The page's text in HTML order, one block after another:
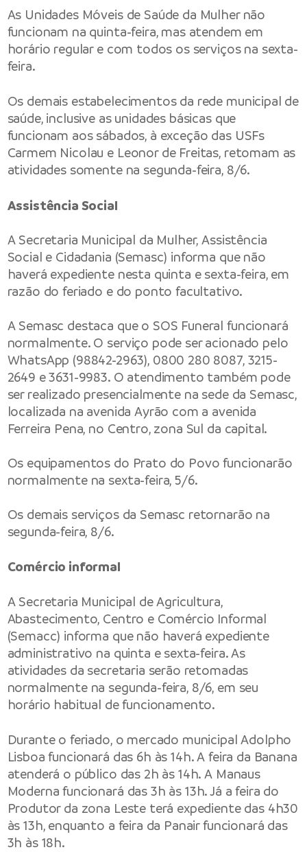
As Unidades Móveis de Saúde da Mulher não
funcionam na quinta-feira, mas atendem em
horário regular e com todos os serviços na sexta-
feira.
Os demais estabelecimentos da rede municipal de
saúde, inclusive as unidades básicas que
funcionam aos sábados, à exceção das USFs
Carmem Nicolau e Leonor de Freitas, retomam as
atividades somente na segunda-feira, 8/6.
Assistência Social
A Secretaria Municipal da Mulher, Assistência
Social e Cidadania (Semasc) informa que não
haverá expediente nesta quinta e sexta-feira, em
razão do feriado e do ponto facultativo.
A Semasc destaca que o SOS Funeral funcionará
normalmente. O serviço pode ser acionado pelo
WhatsApp (98842-2963), 0800 280 8087, 3215-
2649 e 3631-9983. O atendimento também pode
ser realizado presencialmente na sede da Semasc,
localizada na avenida Ayrão com a avenida
Ferreira Pena, no Centro, zona Sul da capital.
Os equipamentos do Prato do Povo funcionarão
normalmente na sexta-feira, 5/6.
Os demais serviços da Semasc retornarão na
segunda-feira, 8/6.
Comércio informal
A Secretaria Municipal de Agricultura,
Abastecimento, Centro e Comércio Informal
(Semacc) informa que não haverá expediente
administrativo na quinta e sexta-feira. As
atividades da secretaria serão retomadas
normalmente na segunda-feira, 8/6, em seu
horário habitual de funcionamento.
Durante o feriado, o mercado municipal Adolpho
Lisboa funcionará das 6h às 14h. A feira da Banana
atenderá o público das 2h às 14h. A Manaus
Moderna funcionará das 3h às 13h. Já a feira do
Produtor da zona Leste terá expediente das 4h30
às 13h, enquanto a feira da Panair funcionará das
3h às 18h.